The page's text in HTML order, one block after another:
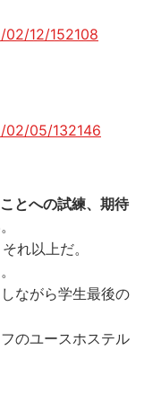
12/152108
05/132146
とへの試練、期待
れ以上だ。
ながら学生最後の
のユースホステル